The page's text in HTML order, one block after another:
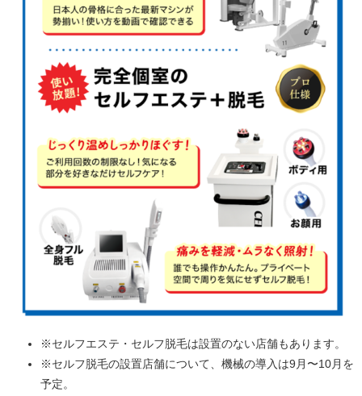
※セルフエステ・セルフ脱毛は設置のない店舗もあります。
※セルフ脱毛の設置店舗について、機械の導入は9月〜10月を
予定。